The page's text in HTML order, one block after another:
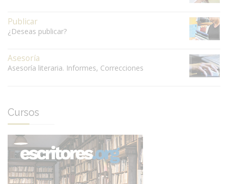
Publicar
¿Deseas publicar?
Asesoría
Asesoría literaria. Informes, Correcciones
Cursos